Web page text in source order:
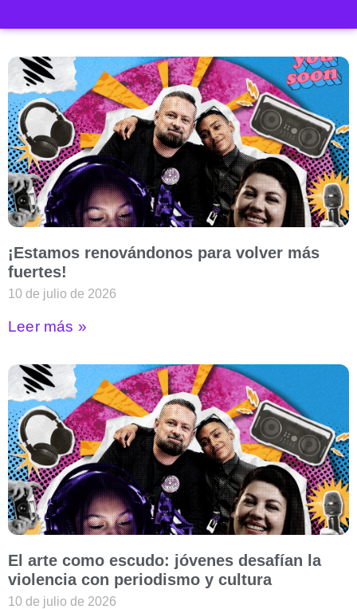
¡Estamos renovándonos para volver más
fuertes!
10 de julio de 2026
Leer más »
El arte como escudo: jóvenes desafían la
violencia con periodismo y cultura
10 de julio de 2026